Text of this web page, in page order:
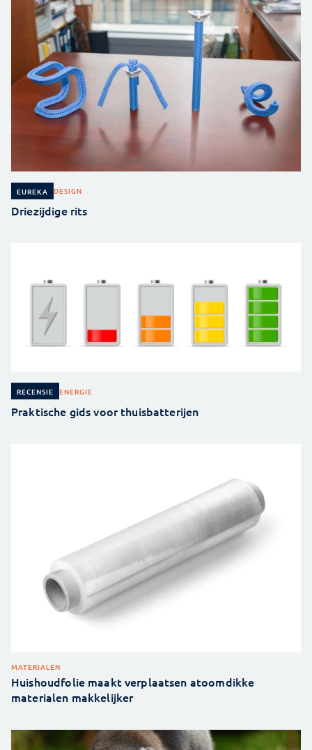
EUREKA DESIGN
Driezijdige rits
RECENSIE ENERGIE
Praktische gids voor thuisbatterijen
MATERIALEN
Huishoudfolie maakt verplaatsen atoomdikke
materialen makkelijker